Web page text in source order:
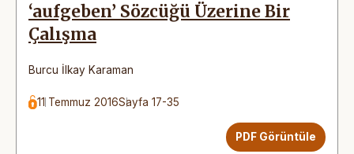
‘aufgeben’ Sözcüğü Üzerine Bir
Çalışma
Burcu İlkay Karaman
11 Temmuz 2016Sayfa 17-35
PDF Görüntüle